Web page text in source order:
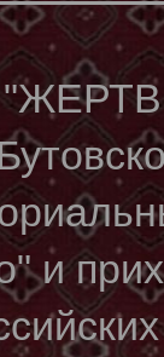
и